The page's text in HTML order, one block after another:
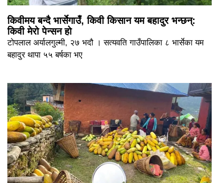
किवीमय बन्दै भार्सेगाउँ, किवी किसान यम बहादुर भन्छन्:
किवी मेरो पेन्सन हो
टोपलाल अर्यालगुल्मी, २७ भदौ । सत्यवति गाउँपालिका ८ भार्सेका यम
बहादुर थापा ५५ बर्षका भए